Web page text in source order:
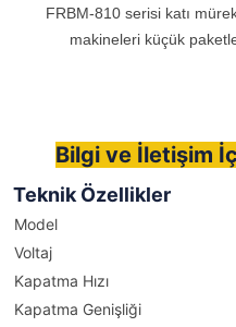
FRBM-810 serisi katı
makineleri küçük
Bilgi ve İletişim
Teknik Özellikler
Model
Voltaj
Kapatma Hızı
Kapatma Genişliği